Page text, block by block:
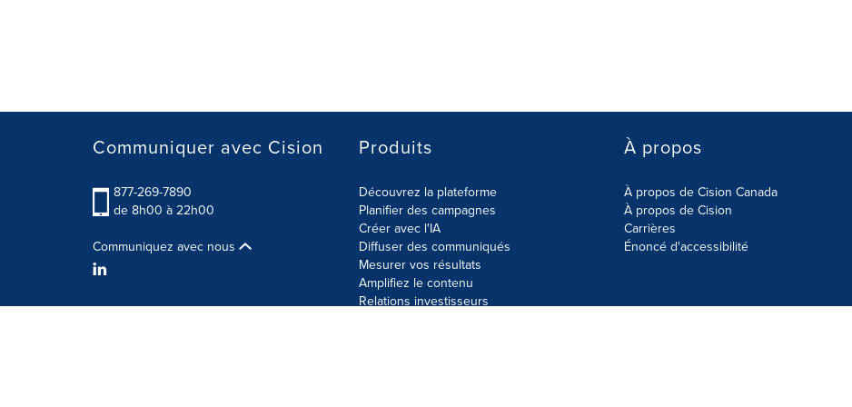
Communiquer avec Cision
877-269-7890
de 8h00 à 22h00
Communiquez avec nous
Produits
Découvrez la plateforme
Planifier des campagnes
Créer avec l'IA
Diffuser des communiqués
Mesurer vos résultats
Amplifiez le contenu
Relations investisseurs
À propos
À propos de Cision Canada
À propos de Cision
Carrières
Énoncé d'accessibilité